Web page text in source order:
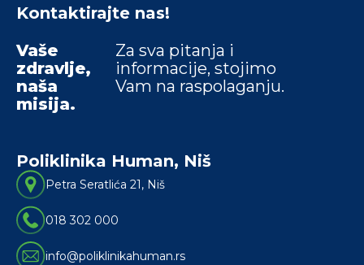
Kontaktirajte nas!
Vaše
zdravlje,
naša
misija.
Za sva pitanja i
informacije, stojimo
Vam na raspolaganju.
Poliklinika Human, Niš
Petra Seratlića 21, Niš
018 302 000
info@poliklinikahuman.rs